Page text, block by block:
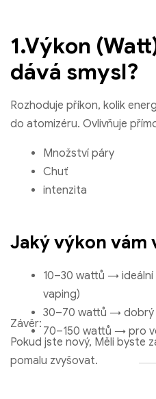
1.Výkon
dává smysl?
Rozhoduje příkon, kolik
do atomizéru. Ovlivňuje
Množství páry
Chuť
intenzita
Jaký výkon vám
10–30 wattů →
vaping)
30–70 wattů → dobrý
70–150 wattů → pro
Závěr:
Pokud jste nový, Měli byste
pomalu zvyšovat.